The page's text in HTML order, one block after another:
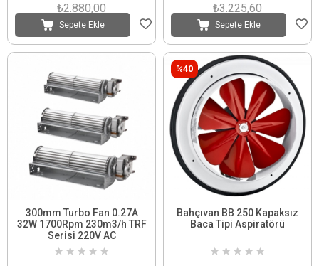
₺2.880,00
Sepete Ekle
₺3.225,60
Sepete Ekle
300mm Turbo Fan 0.27A
32W 1700Rpm 230m3/h TRF
Serisi 220V AC
★ ★ ★ ★ ★
Bahçıvan BB 250 Kapaksız
Baca Tipi Aspiratörü
★ ★ ★ ★ ★
%40